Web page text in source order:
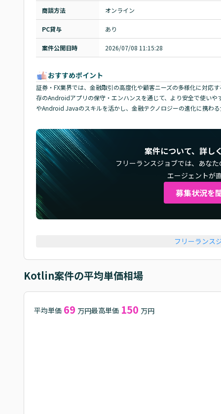
商談方法 オンライン
PC貸与 あり
案件公開日時 2026/07/08 11:15:28
おすすめポイント
証券・FX業界では、金融取引の高度化や顧客ニーズの多様化に対応
存のAndroidアプリの保守・エンハンスを通じて、より安全で使い
やAndroid Javaのスキルを活かし、金融テクノロジーの進化に携わ
案件について、詳し
フリーランスジョブでは、 あな
エージェントが
募集状況を
フリーランス
Kotlin案件の平均単価相場
平均単価 69 万円最高単価 150 万円